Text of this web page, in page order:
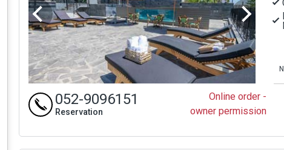
Online order -
owner permission
052-9096151
Reservation